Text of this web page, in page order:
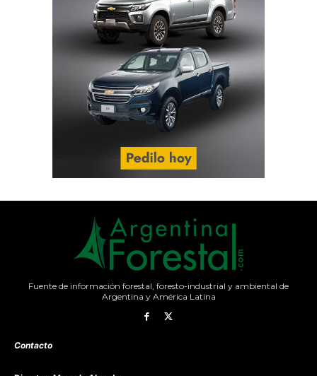
Fuente de información forestal, foresto-industrial y ambiental de
Argentina y América Latina
Contacto